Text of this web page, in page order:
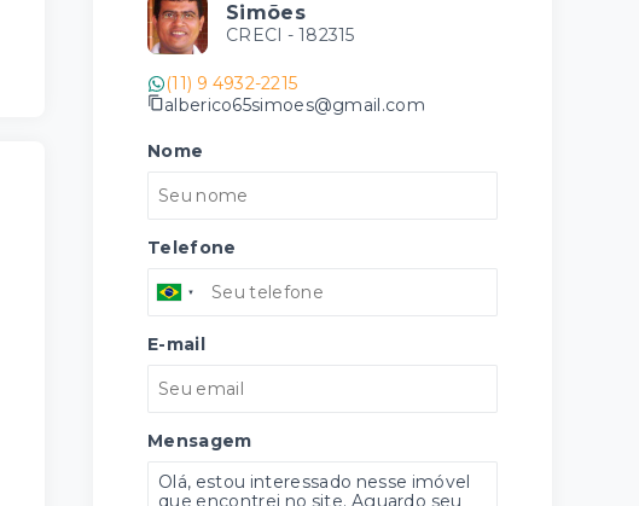
Simões
CRECI - 182315
(11) 9 4932-2215
alberico65simoes@gmail.com
Nome
Telefone
E-mail
Mensagem